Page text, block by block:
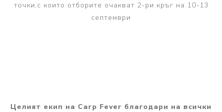
точки,с които отборите очакват 2-ри кръг на 10-13
септември
Целият екип на Carp Fever благодари на всички